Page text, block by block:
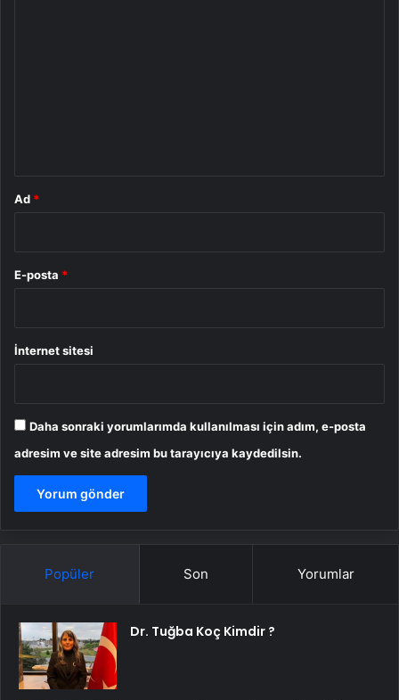
Ad *
E-posta *
İnternet sitesi
Daha sonraki yorumlarımda kullanılması için adım, e-posta
adresim ve site adresim bu tarayıcıya kaydedilsin.
Popüler Son Yorumlar
Dr. Tuğba Koç Kimdir ?